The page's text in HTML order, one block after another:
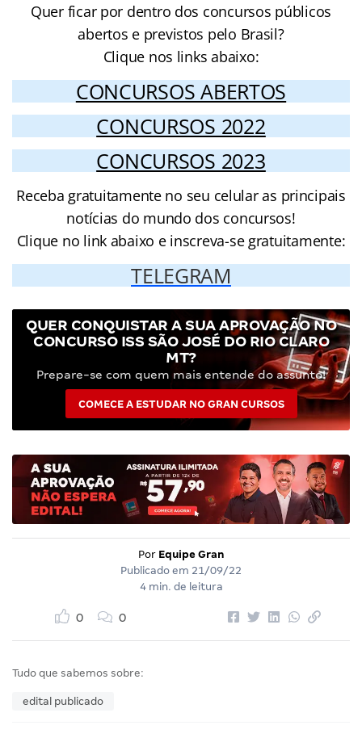
Quer ficar por dentro dos concursos públicos
abertos e previstos pelo Brasil?
Clique nos links abaixo:
CONCURSOS ABERTOS
CONCURSOS 2022
CONCURSOS 2023
Receba gratuitamente no seu celular as principais
notícias do mundo dos concursos!
Clique no link abaixo e inscreva-se gratuitamente:
TELEGRAM
QUER CONQUISTAR A SUA APROVAÇÃO NO
CONCURSO ISS SÃO JOSÉ DO RIO CLARO
MT?
Prepare-se com quem mais entende do assunto!
COMECE A ESTUDAR NO GRAN CURSOS
Por Equipe Gran
Publicado em 21/09/22
4 min. de leitura
0 0
Tudo que sabemos sobre:
edital publicado